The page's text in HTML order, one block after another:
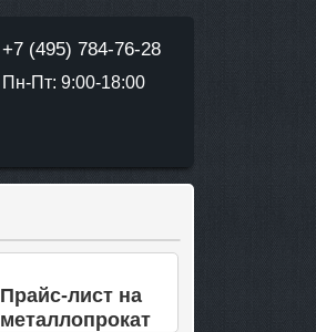
+7 (495) 784-76-28
Пн-Пт: 9:00-18:00
Прайс-лист на
металлопрокат